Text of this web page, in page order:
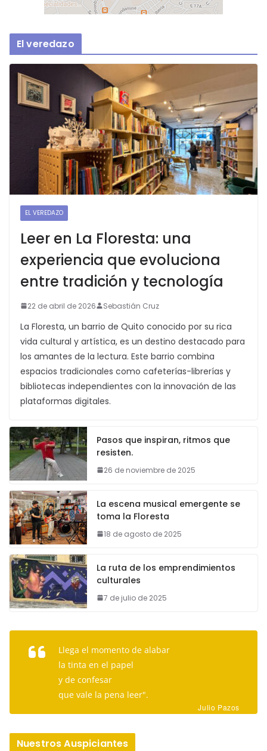
El veredazo
EL VEREDAZO
Leer en La Floresta: una
experiencia que evoluciona
entre tradición y tecnología
22 de abril de 2026 Sebastián Cruz
La Floresta, un barrio de Quito conocido por su rica
vida cultural y artística, es un destino destacado para
los amantes de la lectura. Este barrio combina
espacios tradicionales como cafeterías-librerías y
bibliotecas independientes con la innovación de las
plataformas digitales.
Pasos que inspiran, ritmos que
resisten.
26 de noviembre de 2025
La escena musical emergente se
toma la Floresta
18 de agosto de 2025
La ruta de los emprendimientos
culturales
7 de julio de 2025
Llega el momento de alabar
la tinta en el papel
y de confesar
que vale la pena leer".
Julio Pazos
Nuestros Auspiciantes